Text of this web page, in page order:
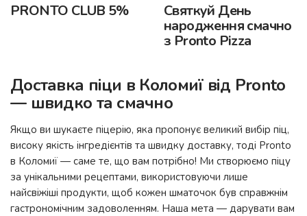
PRONTO CLUB 5%
Святкуй День
народження смачно
з Pronto Pizza
Доставка піци в Коломиї від Pronto
— швидко та смачно
Якщо ви шукаєте піцерію, яка пропонує великий вибір піц,
високу якість інгредієнтів та швидку доставку, тоді Pronto
в Коломиї — саме те, що вам потрібно! Ми створюємо піцу
за унікальними рецептами, використовуючи лише
найсвіжіші продукти, щоб кожен шматочок був справжнім
гастрономічним задоволенням. Наша мета — дарувати вам